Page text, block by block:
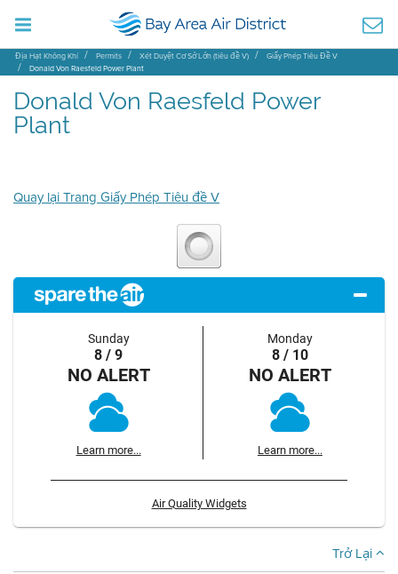
Địa Hạt Không Khí Permits Xét Duyệt Cơ Sở Lớn (tiêu đề V)
Giấy Phép Tiêu Đề V
Donald Von Raesfeld Power Plant
Donald Von Raesfeld Power
Plant
Quay lại Trang Giấy Phép Tiêu đề V
Sunday
8 / 9
NO ALERT
Learn more...
Monday
8 / 10
NO ALERT
Learn more...
Air Quality Widgets
Trở Lại